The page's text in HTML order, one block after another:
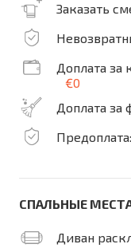
Заказать
Доплата за
€0
Доплата за
Предоплата:
СПАЛЬНЫЕ
Диван